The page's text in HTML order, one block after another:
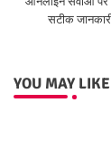
सटीक
YOU MAY LIKE